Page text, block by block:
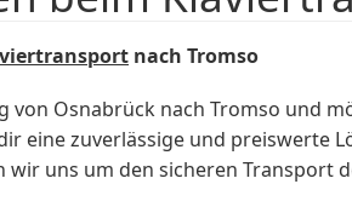
nach Tromso
von Osnabrück nach Tromso und
eine zuverlässige und
uns um den sicheren Transport